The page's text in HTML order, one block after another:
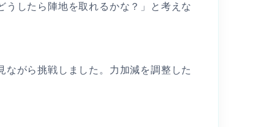
したら陣地を取れるかな？」と考えな
がら挑戦しました。力加減を調整した